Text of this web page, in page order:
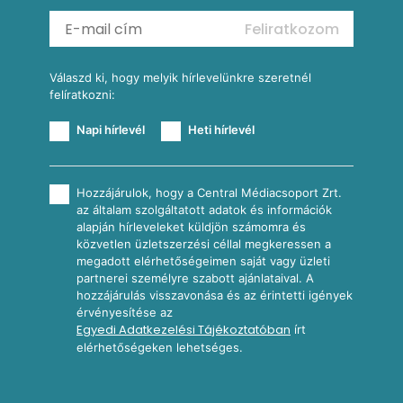
Reggeli receptek
Feliratkozom
Válaszd ki, hogy melyik hírlevelünkre szeretnél
felíratkozni:
Napi hírlevél Heti hírlevél
Hozzájárulok, hogy a Central Médiacsoport Zrt.
az általam szolgáltatott adatok és információk
alapján hírleveleket küldjön számomra és
közvetlen üzletszerzési céllal megkeressen a
megadott elérhetőségeimen saját vagy üzleti
partnerei személyre szabott ajánlataival. A
hozzájárulás visszavonása és az érintetti igények
érvényesítése az
Egyedi Adatkezelési Tájékoztatóban írt
elérhetőségeken lehetséges.